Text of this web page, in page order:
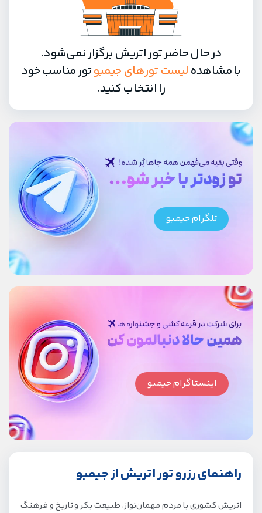
در حال حاضر تور اتریش برگزار نمی‌شود.
با مشاهدهلیست تورهای جیمبوتور مناسب خود
را انتخاب کنید.
تلگرام جیمبو
اینستاگرام جیمبو
راهنمای رزرو تور اتریش از جیمبو
اتریش کشوری با مردم مهمان‌نواز، طبیعت بکر و تاریخ و فرهنگ